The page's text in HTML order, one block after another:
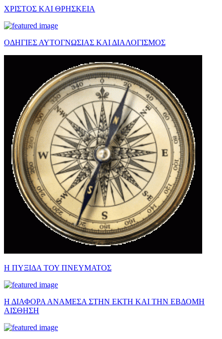
ΧΡΙΣΤΟΣ ΚΑΙ ΘΡΗΣΚΕΙΑ
ΟΔΗΓΙΕΣ ΑΥΤΟΓΝΩΣΙΑΣ ΚΑΙ ΔΙΑΛΟΓΙΣΜΟΣ
Η ΠΥΞΙΔΑ ΤΟΥ ΠΝΕΥΜΑΤΟΣ
Η ΔΙΑΦΟΡΑ ΑΝΑΜΕΣΑ ΣΤΗΝ ΕΚΤΗ ΚΑΙ ΤΗΝ ΕΒΔΟΜΗ
ΑΙΣΘΗΣΗ